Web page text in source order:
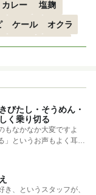
カレー
塩麹
ケール
オクラ
らさき
トマト
びたし・そうめん・
く乗り切る
もなかなか大変ですよ
」というお声もよく耳に
、というスタッフが、